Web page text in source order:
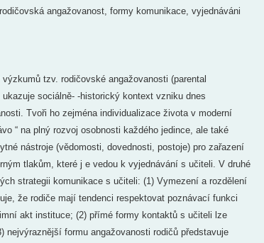
angažovanost, formy komunikace, vyjednáváni
tzv. rodičovské angažovanosti (parental
sociálně- -historický kontext vzniku dnes
Tvoři ho zejména individualizace života v moderní
“ na plný rozvoj osobnosti každého jedince, ale také
nástroje (vědomosti, dovednosti, postoje) pro zařazení
tlakům, které j e vedou k vyjednávání s učiteli. V druhé
strategii komunikace s učiteli: (1) Vymezení a rozdělení
že rodiče mají tendenci respektovat poznávací funkci
akt instituce; (2) přímé formy kontaktů s učiteli lze
nejvýraznější formu angažovanosti rodičů představuje